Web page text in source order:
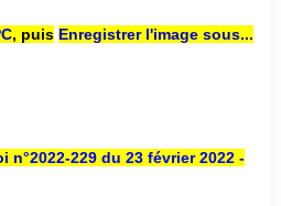
, puis Enregistrer l'image sous...
n°2022-229 du 23 février 2022 -